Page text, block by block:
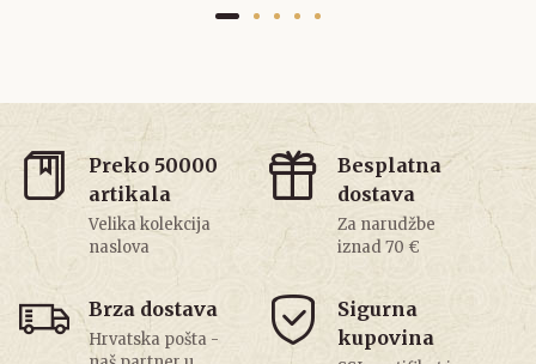
Preko 50000
artikala
Velika kolekcija
naslova
Besplatna
dostava
Za narudžbe
iznad 70 €
Brza dostava
Hrvatska pošta -
Sigurna
kupovina